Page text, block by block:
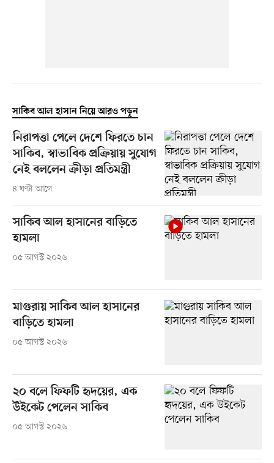
সাকিব আল হাসান নিয়ে আরও পড়ুন
নিরাপত্তা পেলে দেশে ফিরতে চান
সাকিব, স্বাভাবিক প্রক্রিয়ায় সুযোগ
নেই বললেন ক্রীড়া প্রতিমন্ত্রী
৪ ঘণ্টা আগে
সাকিব আল হাসানের বাড়িতে
হামলা
০৫ আগস্ট ২০২৬
মাগুরায় সাকিব আল হাসানের
বাড়িতে হামলা
০৫ আগস্ট ২০২৬
২০ বলে ফিফটি হৃদয়ের, এক
উইকেট পেলেন সাকিব
০৫ আগস্ট ২০২৬